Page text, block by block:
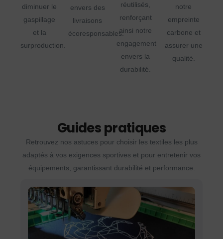
diminuer le
gaspillage
et la
surproduction.
envers des
livraisons
écoresponsables.
réutilisés,
renforçant
ainsi notre
engagement
envers la
durabilité.
notre
empreinte
carbone et
assurer une
qualité.
Guides pratiques
Retrouvez nos astuces pour choisir les textiles les plus
adaptés à vos exigences sportives et pour entretenir vos
équipements, garantissant durabilité et performance.